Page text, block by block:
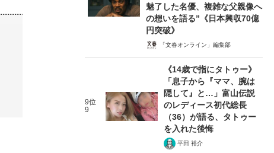
魅了した名優、複雑な父親像へ
の想いを語る”《日本興収70億
円突破》
「文春オンライン」編集部
9位
9
《14歳で指にタトゥー》
「息子から『ママ、腕は
隠して』と…」富山伝説
のレディース初代総長
（36）が語る、タトゥー
を入れた後悔
平田 裕介